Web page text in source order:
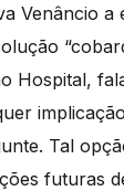
Venâncio
Hospital,
Tal
futuras